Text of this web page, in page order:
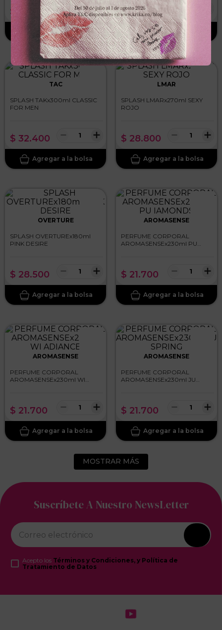
$ 13 200 ＋
－ $ 28.500 －
TAC
SPLASH TAKx300ml CLASSIC
FOR MEN
$ 32.400 ＋
－
LMAR
SPLASH LMARx270ml SEXY
ROJO
$ 28.800 ＋
－
OVERTURE
SPLASH OVERTUREx180ml
PINK DESIRE
$ 28.500 ＋
－
AROMASENSE
PERFUME CORPORAL
AROMASENSEx230ml PU
$ 21.700 ＋
－
AROMASENSE
PERFUME CORPORAL
AROMASENSEx230ml WI
$ 21.700 ＋
－
AROMASENSE
PERFUME CORPORAL
AROMASENSEx230ml JU
$ 21.700 ＋
－
MOSTRAR MÁS
Suscríbete A Nuestro NewsLetter
Acepto los Términos y Condiciones, y Política de
Tratamiento de Datos